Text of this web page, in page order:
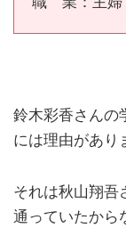
鈴木彩香さんの
には理由があり
それは秋山翔吾
通っていたから